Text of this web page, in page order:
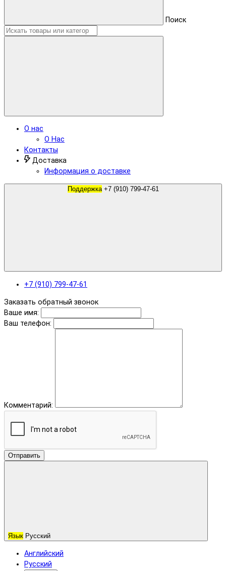
Поиск
О нас
О Нас
Контакты
Доставка
Информация о доставке
Поддержка +7 (910) 799-47-61
+7 (910) 799-47-61
Заказать обратный звонок
Ваше имя:
Ваш телефон:
Комментарий:
Отправить
Язык Русский
Английский
Русский